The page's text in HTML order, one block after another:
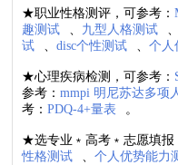
★职业性格测评，可参考：
趣测试
、 九型人格测试 、
试
、disc个性测试 、个人
★心理疾病检测，可参考：
参考：mmpi 明尼苏达多项
考：PDQ-4+量表 。
★选专业﹡高考﹡志愿填报
性格测试
、个人优势能力